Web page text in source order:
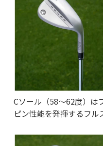
Cソール（58〜62度）は
ピン性能を発揮するフル